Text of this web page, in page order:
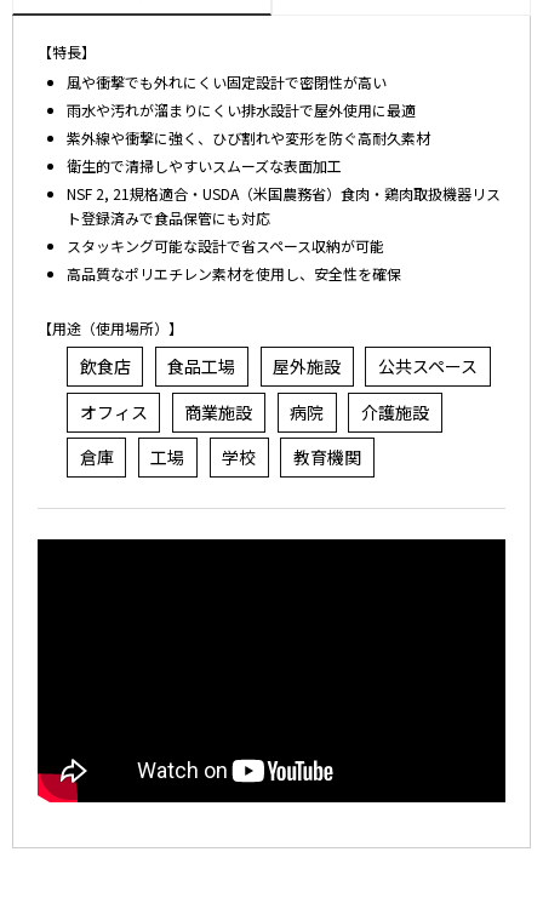
【特長】
風や衝撃でも外れにくい固定設計で密閉性が高い
雨水や汚れが溜まりにくい排水設計で屋外使用に最適
紫外線や衝撃に強く、ひび割れや変形を防ぐ高耐久素材
衛生的で清掃しやすいスムーズな表面加工
NSF 2, 21規格適合・USDA（米国農務省）食肉・鶏肉取扱機器リス
ト登録済みで食品保管にも対応
スタッキング可能な設計で省スペース収納が可能
高品質なポリエチレン素材を使用し、安全性を確保
【用途（使用場所）】
飲食店 食品工場 屋外施設
公共スペース
オフィス
商業施設 病院
介護施設
倉庫
工場 学校 教育機関